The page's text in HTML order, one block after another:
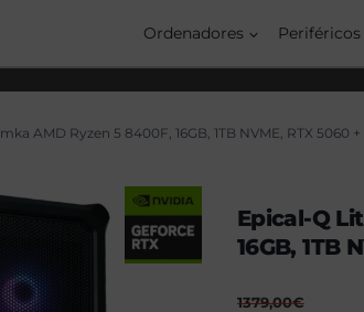
Ordenadores
AMD Ryzen 5 8400F, 16GB, 1TB NVME, RTX 5060
Epical-Q
16GB, 1TB
1379,00€